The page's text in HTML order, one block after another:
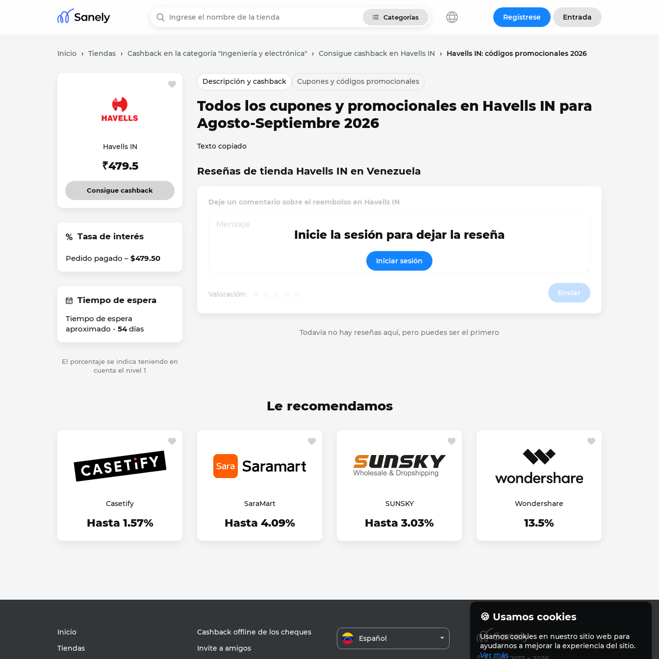
Categorías Regístrese Entrada
Inicio › Tiendas › Cashback en la categoría "Ingeniería y electrónica" › Consigue cashback en Havells IN › Havells IN: códigos promocionales 2026
Havells IN
₹479.5
Consigue cashback
Tasa de interés
Pedido pagado – $479.50
Tiempo de espera
Tiempo de espera
aproximado - 54días
El porcentaje se indica teniendo en
cuenta el nivel 1
Descripción y cashback Cupones y códigos promocionales
Todos los cupones y promocionales en Havells IN para
Agosto-Septiembre 2026
Texto copiado
Reseñas de tienda Havells IN en Venezuela
Deje un comentario sobre el reembolso en Havells IN
Valoración: Enviar
Inicie la sesión para dejar la reseña
Iniciar sesión
Todavía no hay reseñas aquí, pero puedes ser el primero
Le recomendamos
Casetify
Hasta 1.57%
SaraMart
Hasta 4.09%
SUNSKY
Hasta 3.03%
Wondershare
13.5%
Inicio
Tiendas
Cashback offline de los cheques
Invite a amigos
Español
🍪 Usamos cookies
Usamos cookies en nuestro sitio web para
ayudarnos a mejorar la experiencia del sitio.
Ver más